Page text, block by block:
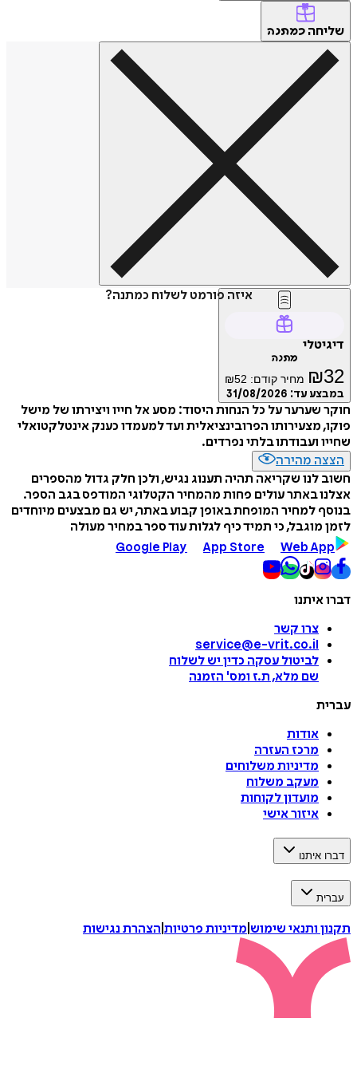
שליחה כמתנה
איזה פורמט לשלוח כמתנה?
דיגיטלי
מתנה
₪32 מחיר קודם: ₪52
במבצע עד: 31/08/2026
חוקר שערער על כל הנחות היסוד: מסע אל חייו ויצירתו של מישל
פוקו, מצעירותו הפרובינציאלית ועד למעמדו כענק אינטלקטואלי
שחייו ועבודתו בלתי נפרדים.
הצצה מהירה
חשוב לנו שקריאה תהיה תענוג נגיש, ולכן חלק גדול מהספרים
אצלנו באתר עולים פחות מהמחיר הקטלוגי המודפס בגב הספר.
בנוסף למחיר המופחת באופן קבוע באתר, יש גם מבצעים מיוחדים
לזמן מוגבל, כי תמיד כיף לגלות עוד ספר במחיר מעולה
Google Play
App Store Web App
דברו איתנו
צרו קשר
service@e-vrit.co.il
לביטול עסקה כדין יש לשלוח
שם מלא, ת.ז ומס' הזמנה
עברית
אודות
מרכז העזרה
מדיניות משלוחים
מעקב משלוח
מועדון לקוחות
איזור אישי
דברו איתנו
עברית
תקנון ותנאי שימוש מדיניות פרטיות הצהרת נגישות